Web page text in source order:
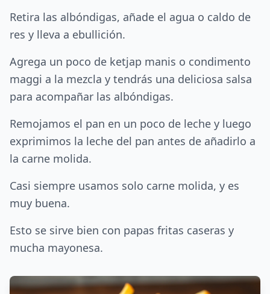
Retira las albóndigas, añade el agua o caldo de
res y lleva a ebullición.
Agrega un poco de ketjap manis o condimento
maggi a la mezcla y tendrás una deliciosa salsa
para acompañar las albóndigas.
Remojamos el pan en un poco de leche y luego
exprimimos la leche del pan antes de añadirlo a
la carne molida.
Casi siempre usamos solo carne molida, y es
muy buena.
Esto se sirve bien con papas fritas caseras y
mucha mayonesa.